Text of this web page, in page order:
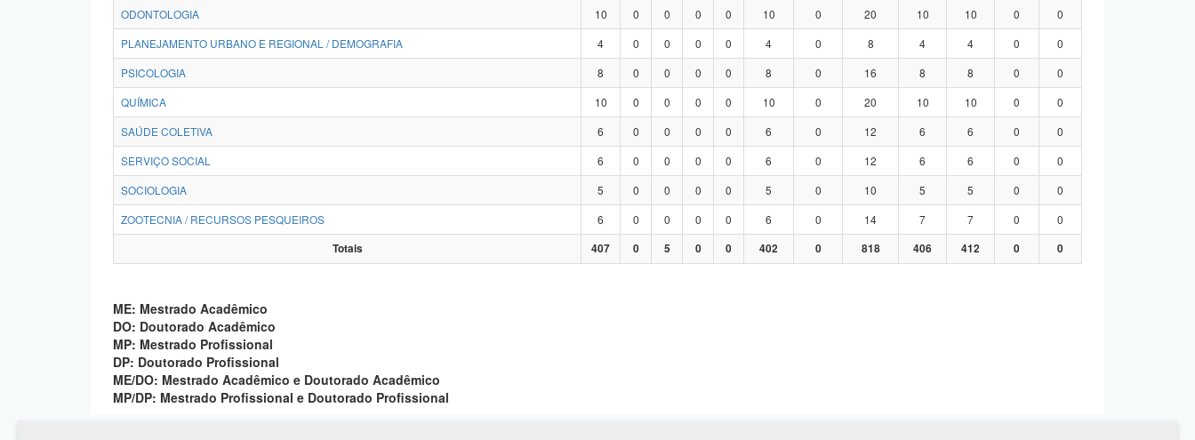
ODONTOLOGIA
10 0 0 0 0 10 0 20 10 10 0
0
PLANEJAMENTO URBANO E REGIONAL / DEMOGRAFIA
4 0 0 0 0 4 0 8 4 4 0
0
PSICOLOGIA
8 0 0 0 0 8 0 16 8 8 0
0
QUÍMICA
10 0 0 0 0 10 0 20 10 10 0
0
SAÚDE COLETIVA
6 0 0 0 0 6 0 12 6 6 0
0
SERVIÇO SOCIAL
6 0 0 0 0 6 0 12 6 6 0
0
SOCIOLOGIA
5 0 0 0 0 5 0 10 5 5 0
0
ZOOTECNIA / RECURSOS PESQUEIROS
6 0 0 0 0 6 0 14 7 7 0
0
Totais
407 0 5 0 0 402 0 818 406 412 0 0
ME: Mestrado Acadêmico
DO: Doutorado Acadêmico
MP: Mestrado Profissional
DP: Doutorado Profissional
ME/DO: Mestrado Acadêmico e Doutorado Acadêmico
MP/DP: Mestrado Profissional e Doutorado Profissional